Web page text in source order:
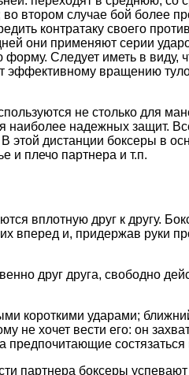
во втором случае бой более
контратаку своего
они применяют серии
Следует иметь в виду,
эффективному вращению
не столько для
наиболее надежных защит.
дистанции боксеры в
и плечо партнера и т.п.
вплотную друг к другу.
вперед и, придержав руки
друг друга, свободно
короткими ударами;
не хочет вести его: он
состязаться
партнера боксеры